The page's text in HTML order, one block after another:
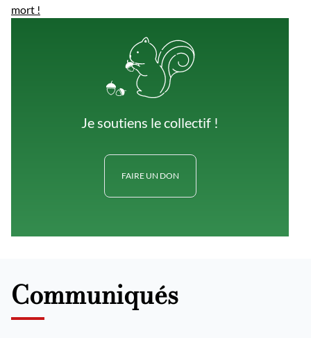
mort !
Je soutiens le collectif !
FAIRE UN DON
Communiqués